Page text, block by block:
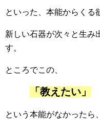
といった、本能からくる
新しい石器が次々と生み
す。
ところでこの、
「教えたい」
という本能がなかったら